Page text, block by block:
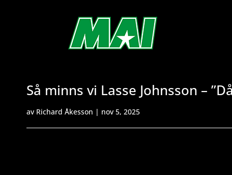
Så minns vi Lasse Johnsson –
av Richard Åkesson | nov 5, 2025